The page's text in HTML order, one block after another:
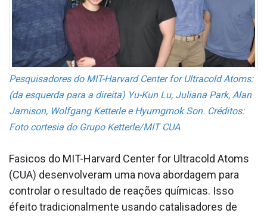
Pesquisadores do MIT-Harvard Center for Ultracold Atoms:
(da esquerda para a direita) Yu-Kun Lu, Juliana Park, Alan
Jamison, Wolfgang Ketterle e Hyumgmok Son. Créditos:
Foto cortesia do Grupo Ketterle/MIT CUA
Fa­sicos do MIT-Harvard Center for Ultracold Atoms
(CUA) desenvolveram uma nova abordagem para
controlar o resultado de reações químicas. Isso
éfeito tradicionalmente usando catalisadores de